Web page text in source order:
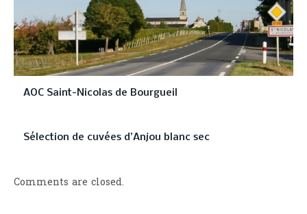
AOC Saint-Nicolas de Bourgueil
Sélection de cuvées d’Anjou blanc sec
Comments are closed.